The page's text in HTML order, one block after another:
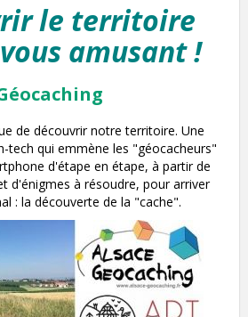
le territoire
amusant !
de découvrir notre territoire. Une
tech qui emmène les "géocacheurs"
d'étape en étape, à partir de
d'énigmes à résoudre, pour arriver
: la découverte de la "cache".